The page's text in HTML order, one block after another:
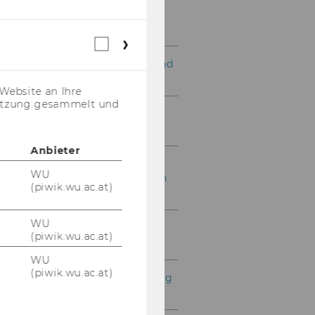
Exercise No. 23: Airport and
Exercise No. 24: Price
Exercise No. 25:
Customizing a Production
Order
Exercise No. 26: Stock
Management
Exercise No. 27: Purchasing
Webstatistik
Anbieter)
an Ihre
gesammelt und
Anbieter
WU
(piwik.wu.ac.at)
WU
(piwik.wu.ac.at)
WU
(piwik.wu.ac.at)